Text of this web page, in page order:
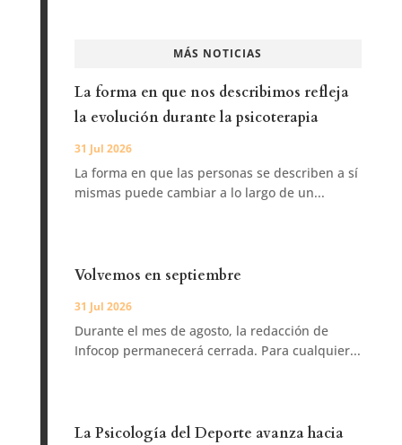
MÁS NOTICIAS
La forma en que nos describimos refleja
la evolución durante la psicoterapia
31 Jul 2026
La forma en que las personas se describen a sí
mismas puede cambiar a lo largo de un...
Volvemos en septiembre
31 Jul 2026
Durante el mes de agosto, la redacción de
Infocop permanecerá cerrada. Para cualquier...
La Psicología del Deporte avanza hacia